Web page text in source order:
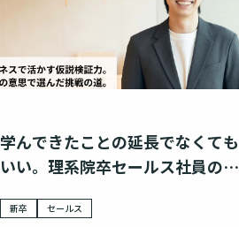
学んできたことの延長でなくても
いい。理系院卒セールス社員のキ
新卒 セールス